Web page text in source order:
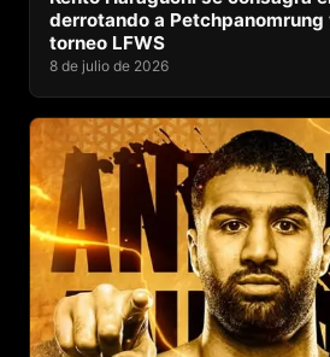
derrotando a Petchpanomrung
torneo LFWS
8 de julio de 2026